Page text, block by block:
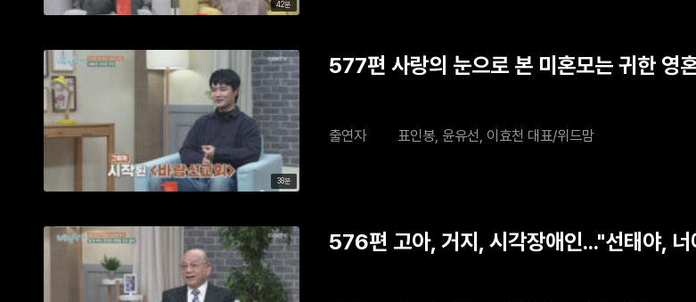
42분
38분
577편 사랑의 눈으로 본 미혼모는 귀한 영
출연자 표인봉, 윤유선, 이효천 대표/위드맘
576편 고아, 거지, 시각장애인..."선태야,